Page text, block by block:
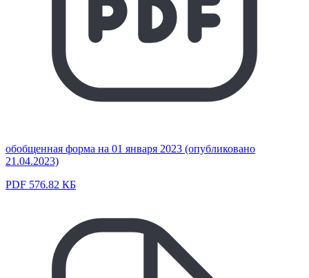
обобщенная форма на 01 января 2023 (опубликовано
21.04.2023)
PDF 576.82 КБ